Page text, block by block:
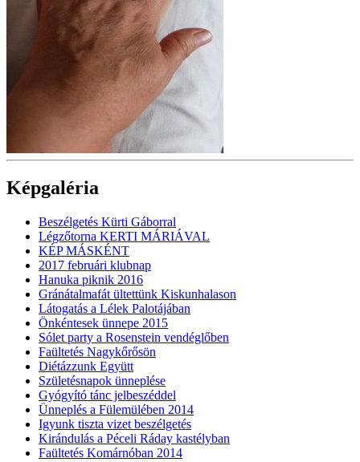
Képgaléria
Beszélgetés Kürti Gáborral
Légzőtorna KERTI MÁRIÁVAL
KÉP MÁSKÉNT
2017 februári klubnap
Hanuka piknik 2016
Gránátalmafát ültettünk Kiskunhalason
Látogatás a Lélek Palotájában
Önkéntesek ünnepe 2015
Sólet party a Rosenstein vendéglőben
Faültetés Nagykőrősön
Diétázzunk Együtt
Születésnapok ünneplése
Gyógyító tánc jelbeszéddel
Ünneplés a Fülemülében 2014
Igyunk tiszta vizet beszélgetés
Kirándulás a Péceli Ráday kastélyban
Faültetés Komárnóban 2014